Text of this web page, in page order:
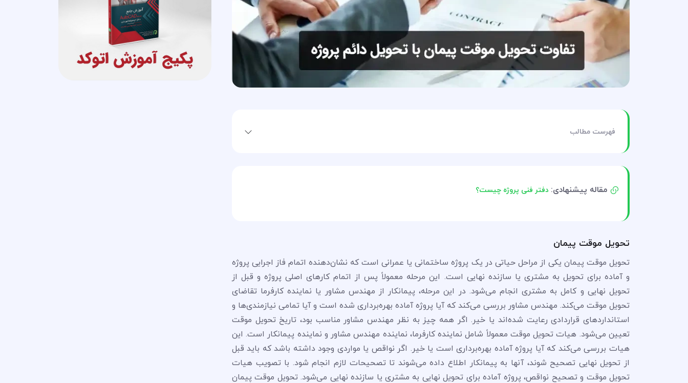
فهرست مطالب
مقاله پیشنهادی: دفتر فنی پروژه چیست؟
تحویل موقت پیمان
تحویل موقت پیمان یکی از مراحل حیاتی در یک پروژه ساختمانی یا عمرانی است که نشان‌دهنده اتمام فاز اجرایی پروژه
و آماده برای تحویل به مشتری یا سازنده نهایی است. این مرحله معمولاً پس از اتمام کارهای اصلی پروژه و قبل از
تحویل نهایی و کامل به مشتری انجام می‌شود. در این مرحله، پیمانکار از مهندس مشاور یا نماینده کارفرما تقاضای
تحویل موقت می‌کند. مهندس مشاور بررسی می‌کند که آیا پروژه آماده بهره‌برداری شده است و آیا تمامی نیازمندی‌ها و
استانداردهای قراردادی رعایت شده‌اند یا خیر. اگر همه چیز به نظر مهندس مشاور مناسب بود، تاریخ تحویل موقت
تعیین می‌شود. هیات تحویل موقت معمولاً شامل نماینده کارفرما، نماینده مهندس مشاور و نماینده پیمانکار است. این
هیات بررسی می‌کند که آیا پروژه آماده بهره‌برداری است یا خیر. اگر نواقص یا مواردی وجود داشته باشد که باید قبل
از تحویل نهایی تصحیح شوند، آنها به پیمانکار اطلاع داده می‌شوند تا تصحیحات لازم انجام شود. با تصویب هیات
تحویل موقت و تصحیح نواقص، پروژه آماده برای تحویل نهایی به مشتری یا سازنده نهایی می‌شود. تحویل موقت پیمان